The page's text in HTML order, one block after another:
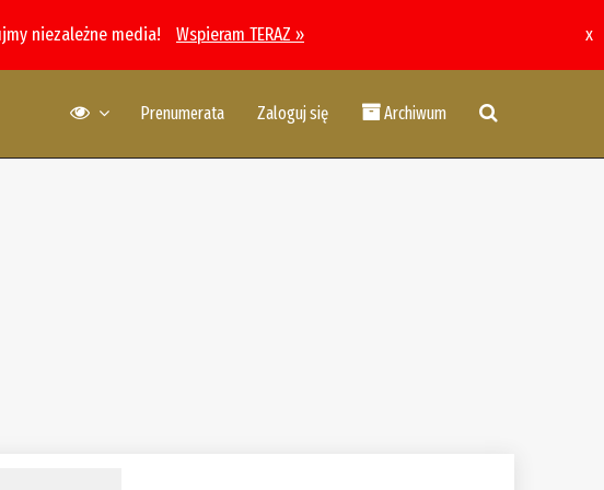
niezależne media! Wspieram TERAZ » x
Prenumerata Zaloguj się Archiwum